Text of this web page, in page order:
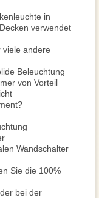
in
verwendet
viele andere
Beleuchtung
von Vorteil
Wandschalter
Sie die 100%
bei der